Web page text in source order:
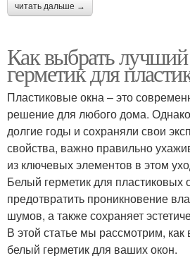
читать дальше →
Как выбрать
герметик для
Пластиковые окна – это
решение для любого дома.
долгие годы и сохраняли свои
свойства, важно правильно
из ключевых элементов в этом
Белый герметик для пластиковых
предотвратить проникновение
шумов, а также сохраняет
В этой статье мы рассмотрим,
белый герметик для ваших окон.